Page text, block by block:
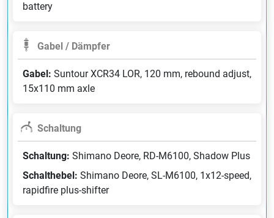
battery
Gabel / Dämpfer
Gabel: Suntour XCR34 LOR, 120 mm, rebound adjust,
15x110 mm axle
Schaltung
Schaltung: Shimano Deore, RD-M6100, Shadow Plus
Schalthebel: Shimano Deore, SL-M6100, 1x12-speed,
rapidfire plus-shifter